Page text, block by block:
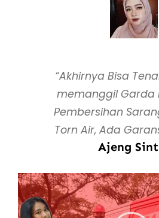
“Akhirnya Bisa
memanggil Garda
Pembersihan
Torn Air, Ada
Ajeng